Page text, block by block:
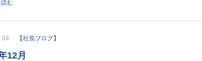
む
【社長ブログ】
12月